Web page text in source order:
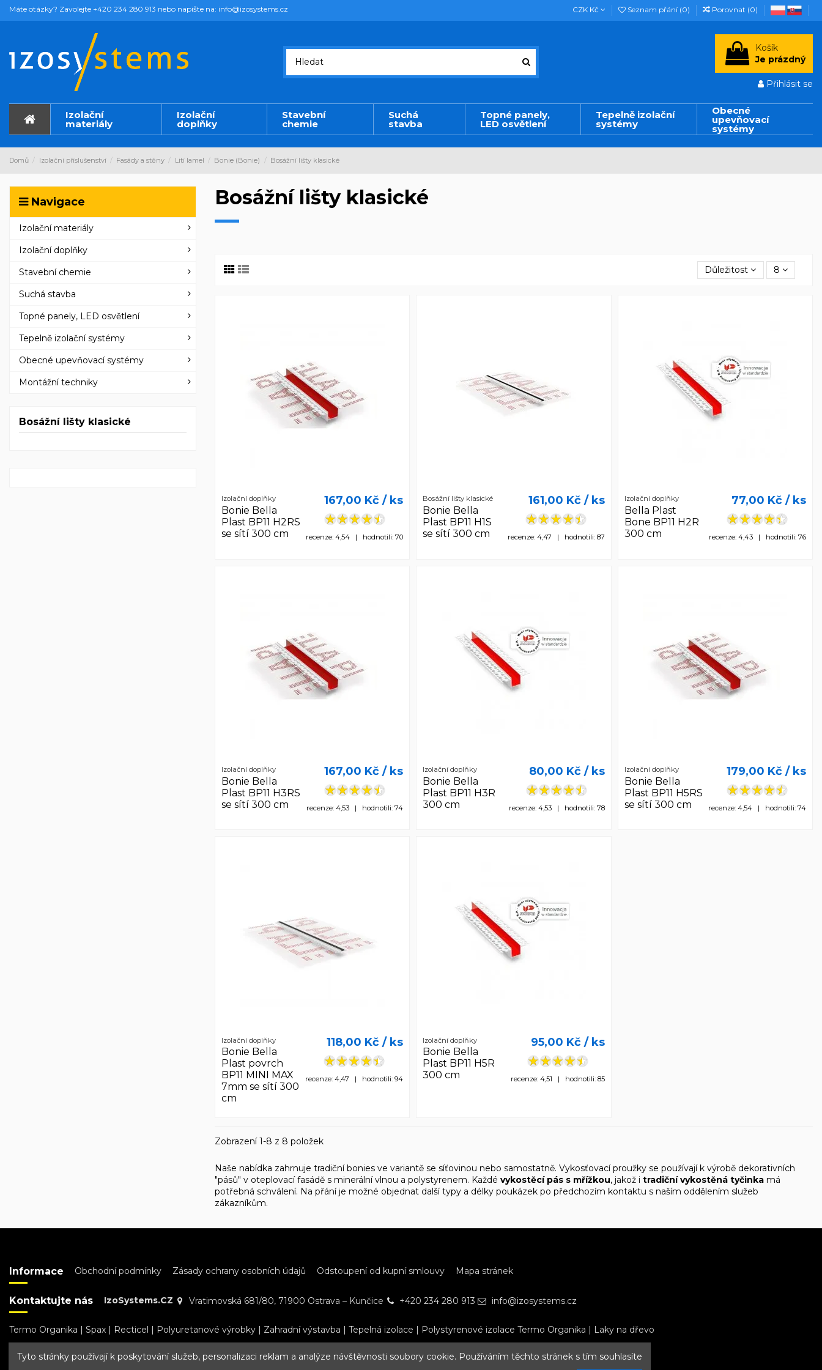
Máte otázky? Zavolejte +420 234 280 913 nebo napište na: info@izosystems.cz CZK Kč Seznam přání (0) Porovnat (0)
Košík
Je prázdný
Přihlásit se
Izolační
materiály
Izolační
doplňky
Stavební
chemie
Suchá
stavba
Topné panely,
LED osvětlení
Tepelně izolační
systémy
Obecné
upevňovací
systémy
Domů Izolační příslušenství Fasády a stěny Lití lamel Bonie (Bonie) Bosážní lišty klasické
Bosážní lišty klasické
Důležitost 8
Izolační doplňky
Bonie Bella
Plast BP11 H2RS
se sítí 300 cm
167,00 Kč / ks
recenze: 4,54 | hodnotili: 70
Bosážní lišty klasické
Bonie Bella
Plast BP11 H1S
se sítí 300 cm
161,00 Kč/ ks
recenze: 4,47 | hodnotili: 87
Izolační doplňky
Bella Plast
Bone BP11 H2R
300 cm
77,00 Kč/ ks
recenze: 4,43 | hodnotili: 76
Izolační doplňky
Bonie Bella
Plast BP11 H3RS
se sítí 300 cm
167,00 Kč / ks
recenze: 4,53 | hodnotili: 74
Izolační doplňky
Bonie Bella
Plast BP11 H3R
300 cm
80,00 Kč/ ks
recenze: 4,53 | hodnotili: 78
Izolační doplňky
Bonie Bella
Plast BP11 H5RS
se sítí 300 cm
179,00 Kč/ ks
recenze: 4,54 | hodnotili: 74
Izolační doplňky
Bonie Bella
Plast povrch
BP11 MINI MAX
7mm se sítí 300
cm
118,00 Kč / ks
recenze: 4,47 | hodnotili: 94
Izolační doplňky
Bonie Bella
Plast BP11 H5R
300 cm
95,00 Kč/ ks
recenze: 4,51 | hodnotili: 85
Zobrazení 1-8 z 8 položek
Naše nabídka zahrnuje tradiční bonies ve variantě se síťovinou nebo samostatně. Vykosťovací proužky se používají k výrobě dekorativních
"pásů" v oteplovací fasádě s minerální vlnou a polystyrenem. Každé vykostěcí pás s mřížkou, jakož i tradiční vykostěná tyčinka má
potřebná schválení. Na přání je možné objednat další typy a délky poukázek po předchozím kontaktu s naším oddělením služeb
zákazníkům.
Navigace
Izolační materiály
Izolační doplňky
Stavební chemie
Suchá stavba
Topné panely, LED osvětlení
Tepelně izolační systémy
Obecné upevňovací systémy
Montážní techniky
Bosážní lišty klasické
Informace Obchodní podmínky Zásady ochrany osobních údajů Odstoupení od kupní smlouvy Mapa stránek
Kontaktujte nás IzoSystems.CZ Vratimovská 681/80, 71900 Ostrava – Kunčice +420 234 280 913 info@izosystems.cz
Termo Organika Spax Recticel Polyuretanové výrobky Zahradní výstavba Tepelná izolace Polystyrenové izolace Termo Organika Laky na dřevo
Tyto stránky používají k poskytování služeb, personalizaci reklam a analýze návštěvnosti soubory cookie. Používáním těchto stránek s tím souhlasíte